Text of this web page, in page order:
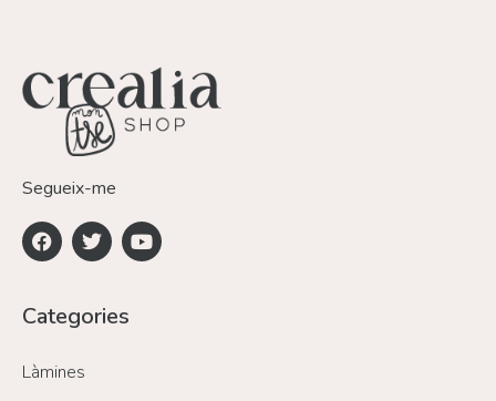
Segueix-me
Categories
Làmines